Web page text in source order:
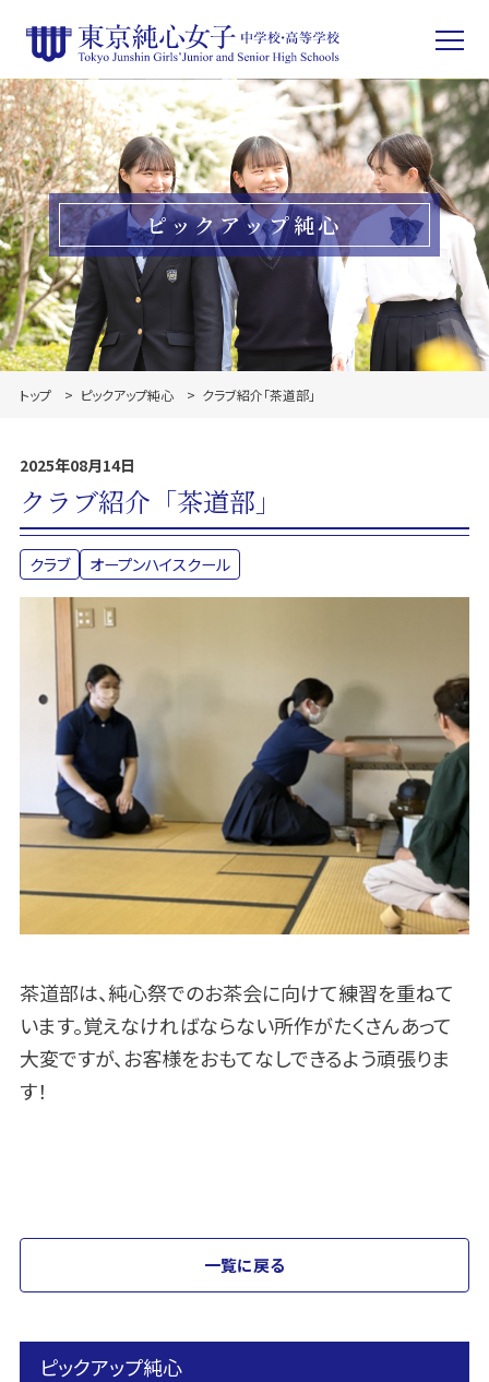
ピックアップ純心
トップ ピックアップ純心 クラブ紹介「茶道部」
2025年08月14日
クラブ紹介「茶道部」
クラブ オープンハイスクール
茶道部は、純心祭でのお茶会に向けて練習を重ねて
います。覚えなければならない所作がたくさんあって
大変ですが、お客様をおもてなしできるよう頑張りま
す！
一覧に戻る
ピックアップ純心